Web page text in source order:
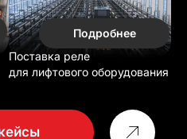
Подробнее
Поставка реле
для лифтового оборудования